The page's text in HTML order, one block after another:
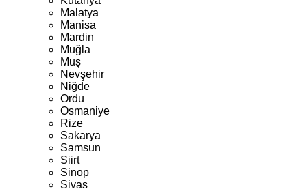
Malatya
Manisa
Mardin
Muğla
Muş
Nevşehir
Niğde
Ordu
Osmaniye
Rize
Sakarya
Samsun
Siirt
Sinop
Sivas